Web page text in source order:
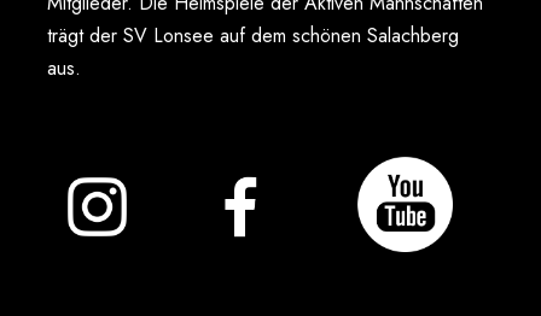
trägt der SV Lonsee auf dem schönen Salachberg
aus.